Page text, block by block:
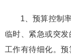
1、预算控制
临时、紧急或突
工作有待细化。